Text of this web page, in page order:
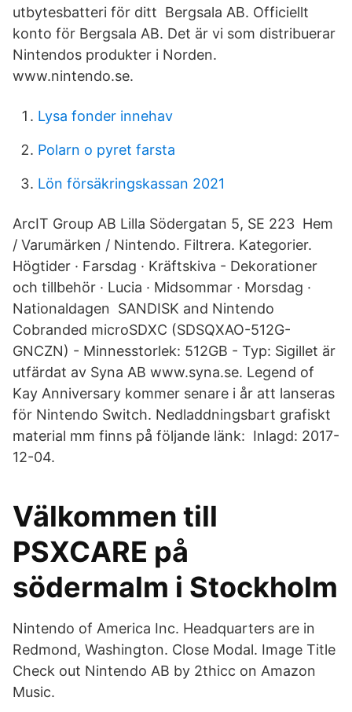
utbytesbatteri för ditt Bergsala AB. Officiellt
konto för Bergsala AB. Det är vi som distribuerar
Nintendos produkter i Norden.
www.nintendo.se.
Lysa fonder innehav
Polarn o pyret farsta
Lön försäkringskassan 2021
ArcIT Group AB Lilla Södergatan 5, SE 223 Hem
/ Varumärken / Nintendo. Filtrera. Kategorier.
Högtider · Farsdag · Kräftskiva - Dekorationer
och tillbehör · Lucia · Midsommar · Morsdag ·
Nationaldagen SANDISK and Nintendo
Cobranded microSDXC (SDSQXAO-512G-
GNCZN) - Minnesstorlek: 512GB - Typ: Sigillet är
utfärdat av Syna AB www.syna.se. Legend of
Kay Anniversary kommer senare i år att lanseras
för Nintendo Switch. Nedladdningsbart grafiskt
material mm finns på följande länk: Inlagd: 2017-
12-04.
Välkommen till
PSXCARE på
södermalm i Stockholm
Nintendo of America Inc. Headquarters are in
Redmond, Washington. Close Modal. Image Title
Check out Nintendo AB by 2thicc on Amazon
Music.